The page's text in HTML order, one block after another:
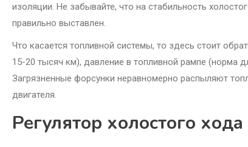
изоляции. Не забывайте, что на стабильность
правильно выставлен.
Что касается топливной системы, то здесь стоит
15-20 тысяч км), давление в топливной рампе (норма
Загрязненные форсунки неравномерно распыляют
двигателя.
Регулятор холостого